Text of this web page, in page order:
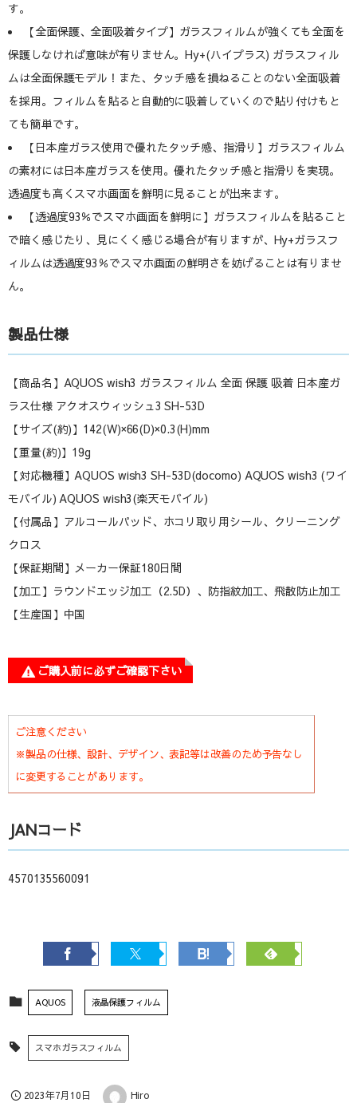
す。
【全面保護、全面吸着タイプ】ガラスフィルムが強くても全面を
保護しなければ意味が有りません。Hy+(ハイプラス) ガラスフィル
ムは全面保護モデル！また、タッチ感を損ねることのない全面吸着
を採用。フィルムを貼ると自動的に吸着していくので貼り付けもと
ても簡単です。
【日本産ガラス使用で優れたタッチ感、指滑り】ガラスフィルム
の素材には日本産ガラスを使用。優れたタッチ感と指滑りを実現。
透過度も高くスマホ画面を鮮明に見ることが出来ます。
【透過度93％でスマホ画面を鮮明に】ガラスフィルムを貼ること
で暗く感じたり、見にくく感じる場合が有りますが、Hy+ガラスフ
ィルムは透過度93％でスマホ画面の鮮明さを妨げることは有りませ
ん。
製品仕様
【商品名】AQUOS wish3 ガラスフィルム 全面 保護 吸着 日本産ガ
ラス仕様 アクオスウィッシュ3 SH-53D
【サイズ(約)】142(W)×66(D)×0.3(H)mm
【重量(約)】19g
【対応機種】AQUOS wish3 SH-53D(docomo) AQUOS wish3 (ワイ
モバイル) AQUOS wish3(楽天モバイル)
【付属品】アルコールパッド、ホコリ取り用シール、クリーニング
クロス
【保証期間】メーカー保証180日間
【加工】ラウンドエッジ加工（2.5D）、防指紋加工、飛散防止加工
【生産国】中国
ご購入前に必ずご確認下さい
ご注意ください
※製品の仕様、設計、デザイン、表記等は改善のため予告なし
に変更することがあります。
JANコード
4570135560091
AQUOS 液晶保護フィルム
スマホガラスフィルム
2023年7月10日 Hiro